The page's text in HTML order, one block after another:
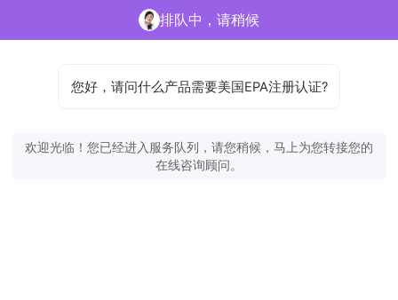
排队中，请稍候
您好，请问什么产品需要美国EPA注册认证?
欢迎光临！您已经进入服务队列，请您稍候，马上为您转接您的
在线咨询顾问。